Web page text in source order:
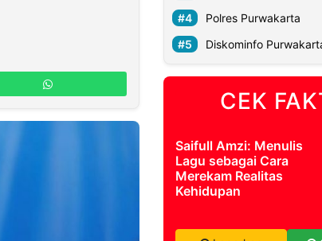
Polres Purwakarta
Diskominfo
CEK
Saifull Amzi: Menulis
Lagu sebagai Cara
Merekam Realitas
Kehidupan